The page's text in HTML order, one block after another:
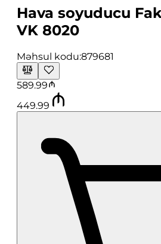
Hava soyuducu
VK 8020
Məhsul kodu:879681
589.99
449.99